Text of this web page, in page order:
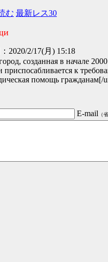
む 最新レス30
2020/2/17(月) 15:18
созданная в начале
приспосабливается к
помощь гражданам[/
E-mail （